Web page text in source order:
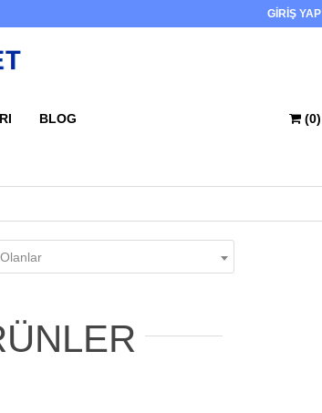
GİRİŞ YAP
BLOG (0)